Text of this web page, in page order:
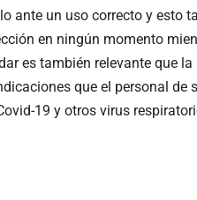
ante un uso correcto y esto
en ningún momento
es también relevante que
que el personal de
19 y otros virus